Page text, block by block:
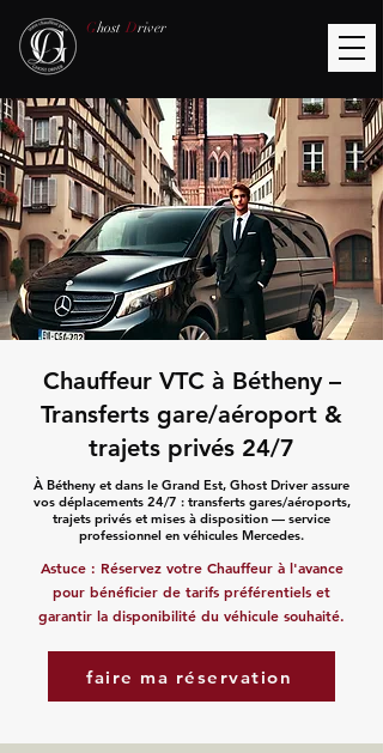
Ghost Driver
Chauffeur VTC à Bétheny –
Transferts gare/aéroport &
trajets privés 24/7
À Bétheny et dans le Grand Est, Ghost Driver assure
vos déplacements 24/7 : transferts gares/aéroports,
trajets privés et mises à disposition — service
professionnel en véhicules Mercedes.
Astuce : Réservez votre Chauffeur à l'avance
pour bénéficier de tarifs préférentiels et
garantir la disponibilité du véhicule souhaité.
faire ma réservation